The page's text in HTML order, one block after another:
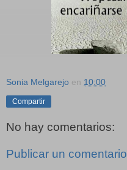
Sonia Melgarejo en 10:00
Compartir
No hay comentarios:
Publicar un comentario